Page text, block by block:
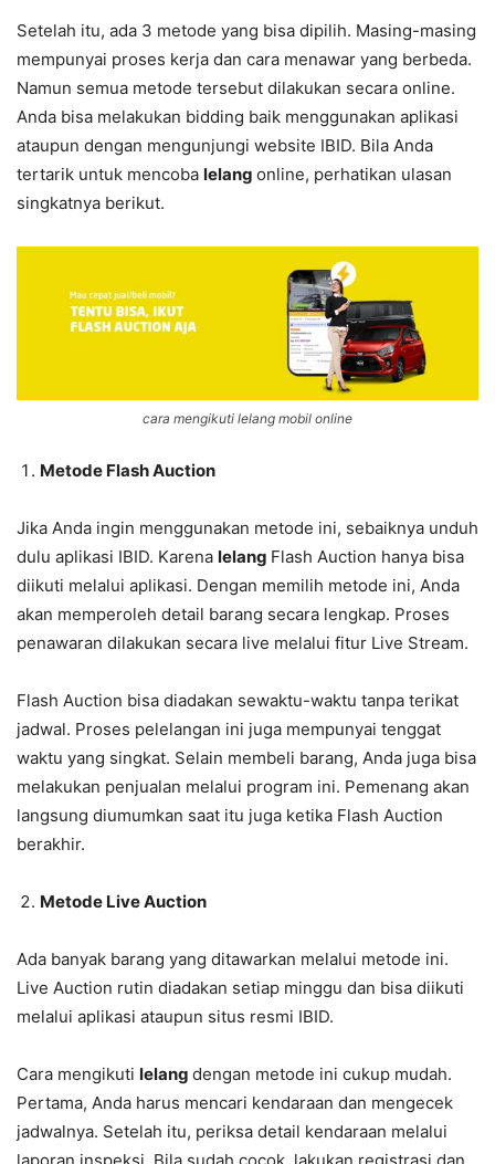
Setelah itu, ada 3 metode yang bisa dipilih. Masing-masing
mempunyai proses kerja dan cara menawar yang berbeda.
Namun semua metode tersebut dilakukan secara online.
Anda bisa melakukan bidding baik menggunakan aplikasi
ataupun dengan mengunjungi website IBID. Bila Anda
tertarik untuk mencoba lelang online, perhatikan ulasan
singkatnya berikut.
cara mengikuti lelang mobil online
Metode Flash Auction
Jika Anda ingin menggunakan metode ini, sebaiknya unduh
dulu aplikasi IBID. Karena lelang Flash Auction hanya bisa
diikuti melalui aplikasi. Dengan memilih metode ini, Anda
akan memperoleh detail barang secara lengkap. Proses
penawaran dilakukan secara live melalui fitur Live Stream.
Flash Auction bisa diadakan sewaktu-waktu tanpa terikat
jadwal. Proses pelelangan ini juga mempunyai tenggat
waktu yang singkat. Selain membeli barang, Anda juga bisa
melakukan penjualan melalui program ini. Pemenang akan
langsung diumumkan saat itu juga ketika Flash Auction
berakhir.
Metode Live Auction
Ada banyak barang yang ditawarkan melalui metode ini.
Live Auction rutin diadakan setiap minggu dan bisa diikuti
melalui aplikasi ataupun situs resmi IBID.
Cara mengikuti lelang dengan metode ini cukup mudah.
Pertama, Anda harus mencari kendaraan dan mengecek
jadwalnya. Setelah itu, periksa detail kendaraan melalui